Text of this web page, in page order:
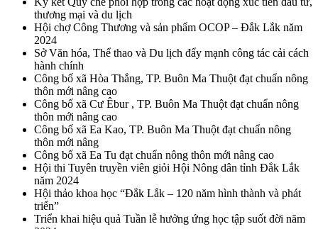
thương mại và du lịch
Hội chợ Công Thương và sản phẩm OCOP – Đắk Lắk năm
2024
Sở Văn hóa, Thể thao và Du lịch đẩy mạnh công tác cải cách
hành chính
Công bố xã Hòa Thắng, TP. Buôn Ma Thuột đạt chuẩn nông
thôn mới nâng cao
Công bố xã Cư Êbur , TP. Buôn Ma Thuột đạt chuẩn nông
thôn mới nâng cao
Công bố xã Ea Kao, TP. Buôn Ma Thuột đạt chuẩn nông
thôn mới nâng
Công bố xã Ea Tu đạt chuẩn nông thôn mới nâng cao
Hội thi Tuyên truyền viên giỏi Hội Nông dân tỉnh Đắk Lắk
năm 2024
Hội thảo khoa học “Đắk Lắk – 120 năm hình thành và phát
triển”
Triển khai hiệu quả Tuần lễ hưởng ứng học tập suốt đời năm